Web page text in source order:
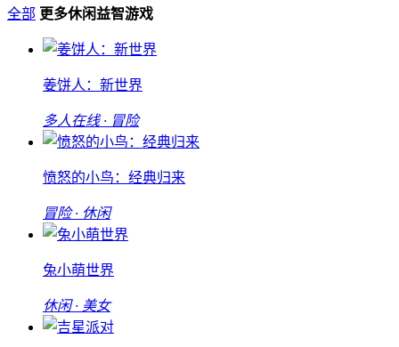
全部 更多休闲益智游戏
姜饼人：新世界
多人在线 · 冒险
愤怒的小鸟：经典归来
冒险 · 休闲
兔小萌世界
休闲 · 美女